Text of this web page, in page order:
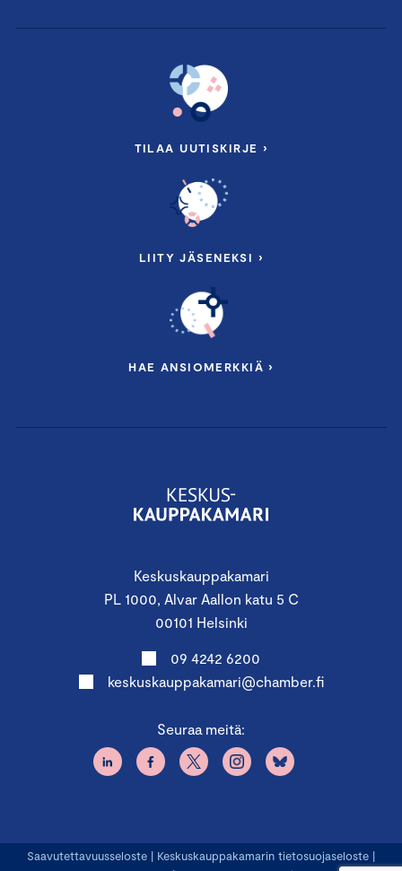
Keskuskauppakamari
PL 1000, Alvar Aallon katu 5 C
00101 Helsinki
09 4242 6200
keskuskauppakamari@chamber.fi
Seuraa meitä:
TILAA UUTISKIRJE ›
LIITY JÄSENEKSI ›
HAE ANSIOMERKKIÄ ›
Saavutettavuusseloste | Keskuskauppakamarin tietosuojaseloste |